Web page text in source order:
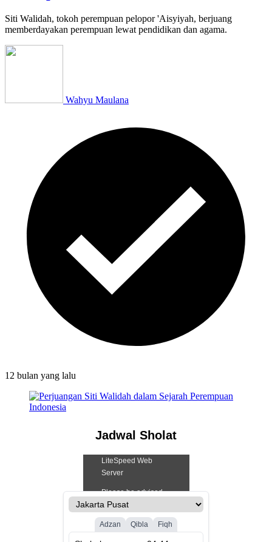
Siti Walidah, tokoh perempuan pelopor 'Aisyiyah, berjuang
memberdayakan perempuan lewat pendidikan dan agama.
Wahyu Maulana
12 bulan yang lalu
Jadwal Sholat